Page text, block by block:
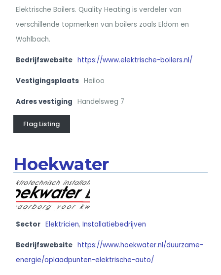
Elektrische Boilers. Quality Heating is verdeler van
verschillende topmerken van boilers zoals Eldom en
Wahlbach.
Bedrijfswebsite https://www.elektrische-boilers.nl/
Vestigingsplaats Heiloo
Adres vestiging Handelsweg 7
Flag Listing
Hoekwater
Sector Elektricien, Installatiebedrijven
Bedrijfswebsite https://www.hoekwater.nl/duurzame-
energie/oplaadpunten-elektrische-auto/